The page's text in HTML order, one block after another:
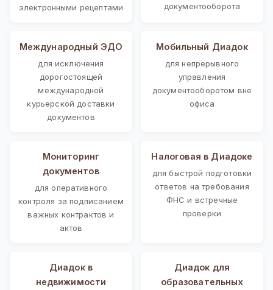
электронными рецептами
документооборота
Международный ЭДО
для исключения
дорогостоящей
международной
курьерской доставки
документов
Мобильный Диадок
для непрерывного
управления
документооборотом вне
офиса
Мониторинг
документов
для оперативного
контроля за подписанием
важных контрактов и
актов
Налоговая в Диадоке
для быстрой подготовки
ответов на требования
ФНС и встречные
проверки
Диадок в
недвижимости
Диадок для
образовательных